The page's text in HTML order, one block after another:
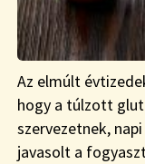
Az elmúlt
hogy a túlzott
szervezetnek,
javasolt a